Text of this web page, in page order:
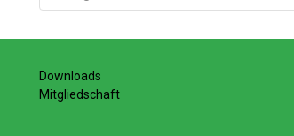
Downloads
Mitgliedschaft